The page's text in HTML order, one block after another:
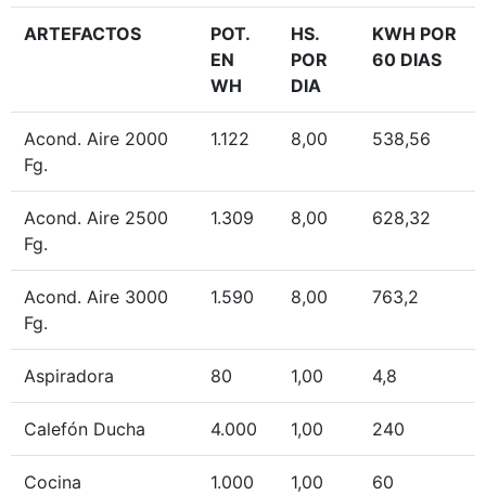
ARTEFACTOS
POT.
EN
WH
HS.
POR
DIA
KWH POR
60 DIAS
Acond. Aire 2000
Fg.
1.122 8,00 538,56
Acond. Aire 2500
Fg.
1.309 8,00 628,32
Acond. Aire 3000
Fg.
1.590 8,00 763,2
Aspiradora 80 1,00 4,8
Calefón Ducha 4.000 1,00 240
Cocina
1.000 1,00 60